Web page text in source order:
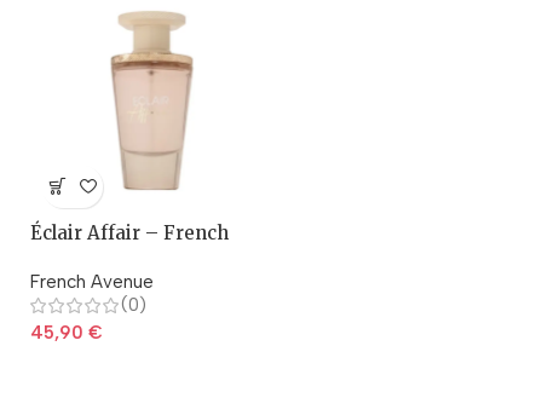
Éclair Affair – French
French Avenue
(0)
45,90 €